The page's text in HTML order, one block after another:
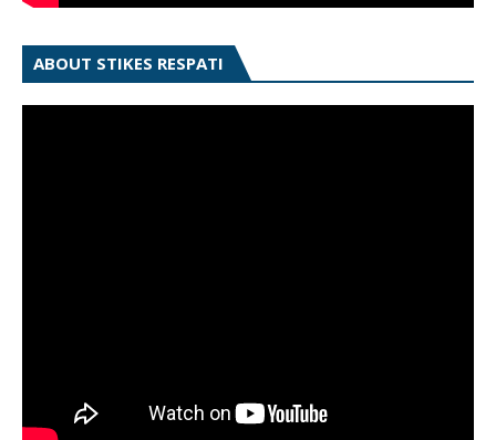
ABOUT STIKES RESPATI